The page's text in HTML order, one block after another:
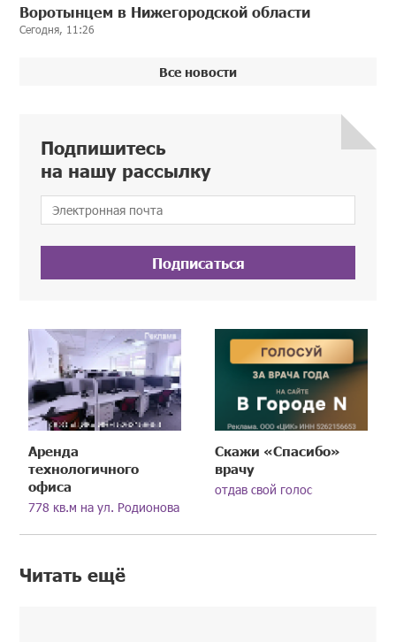
Воротынцем в Нижегородской области
Сегодня, 11:26
Все новости
Подпишитесь
на нашу рассылку
Подписаться
Аренда
технологичного
офиса
778 кв.м на ул. Родионова
Скажи «Спасибо»
врачу
отдав свой голос
Читать ещё